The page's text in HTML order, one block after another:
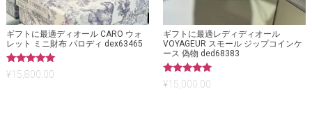
ギフトに最適ディオール CARO ウォ
レット ミニ財布 パロディ dex63465
5段階中
5.00
¥15,800.00
ギフトに最適レディディオール
VOYAGEUR スモール ジップコインケ
ース 偽物 ded68383
5段階中
5.00
¥15,000.00